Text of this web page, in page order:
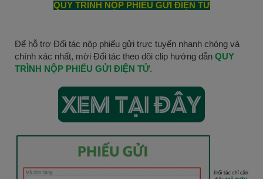
QUY TRÌNH NỘP PHIẾU GỬI ĐIỆN TỬ
Để hỗ trợ Đối tác nộp phiếu gửi trực tuyến nhanh chóng và
chính xác nhất, mời Đối tác theo dõi clip hướng dẫn QUY
TRÌNH NỘP PHIẾU GỬI ĐIỆN TỬ.